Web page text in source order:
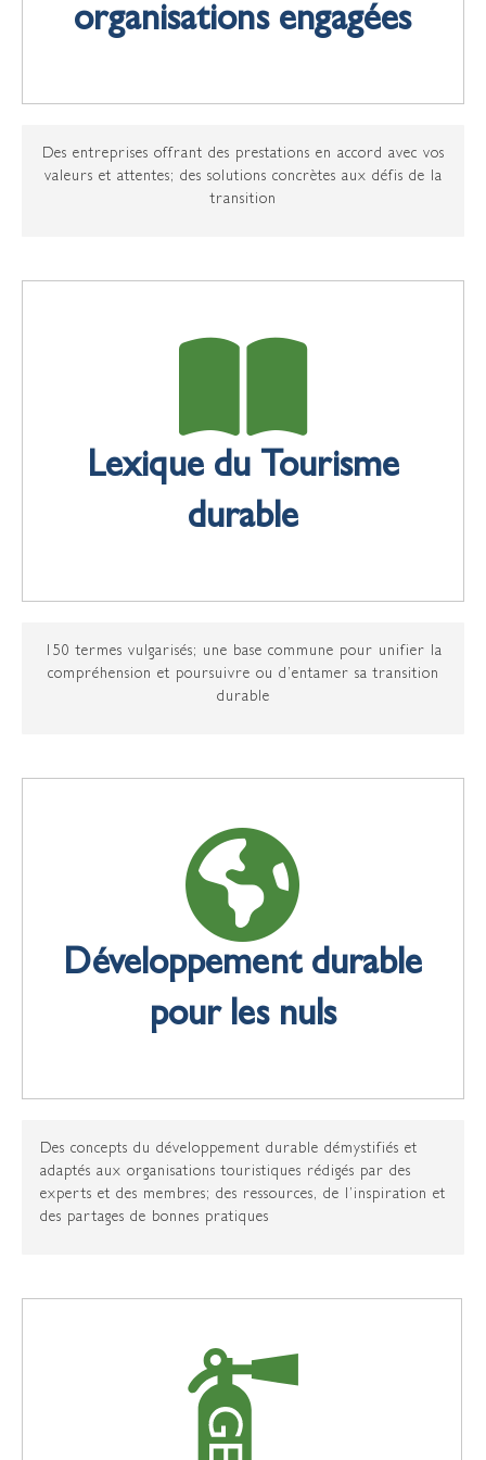
une journée de partage, d'idées et de solutions concrètes
afin d'imaginer ensemble un tourisme qui prend soin de
INSCRIPTIONS
organisations engagées
Des entreprises offrant des prestations en accord avec vos
valeurs et attentes; des solutions concrètes aux défis de la
transition
Lexique du Tourisme
durable
150 termes vulgarisés; une base commune pour unifier la
compréhension et poursuivre ou d’entamer sa transition
durable
Développement durable
pour les nuls
Des concepts du développement durable démystifiés et
adaptés aux organisations touristiques rédigés par des
experts et des membres; des ressources, de l’inspiration et
des partages de bonnes pratiques